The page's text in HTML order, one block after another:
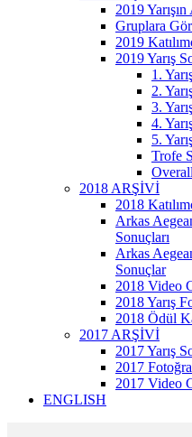
2019
Gruplara
2019
2019 Yarış
1.
2.
3.
4.
5.
Trofe
2018 ARŞİVİ
2018
Arkas
Sonuçları
Arkas
Sonuçlar
2018 Video
2018 Yarış
2018 Ödül
2017 ARŞİVİ
2017 Yarış
2017
2017 Video
ENGLISH